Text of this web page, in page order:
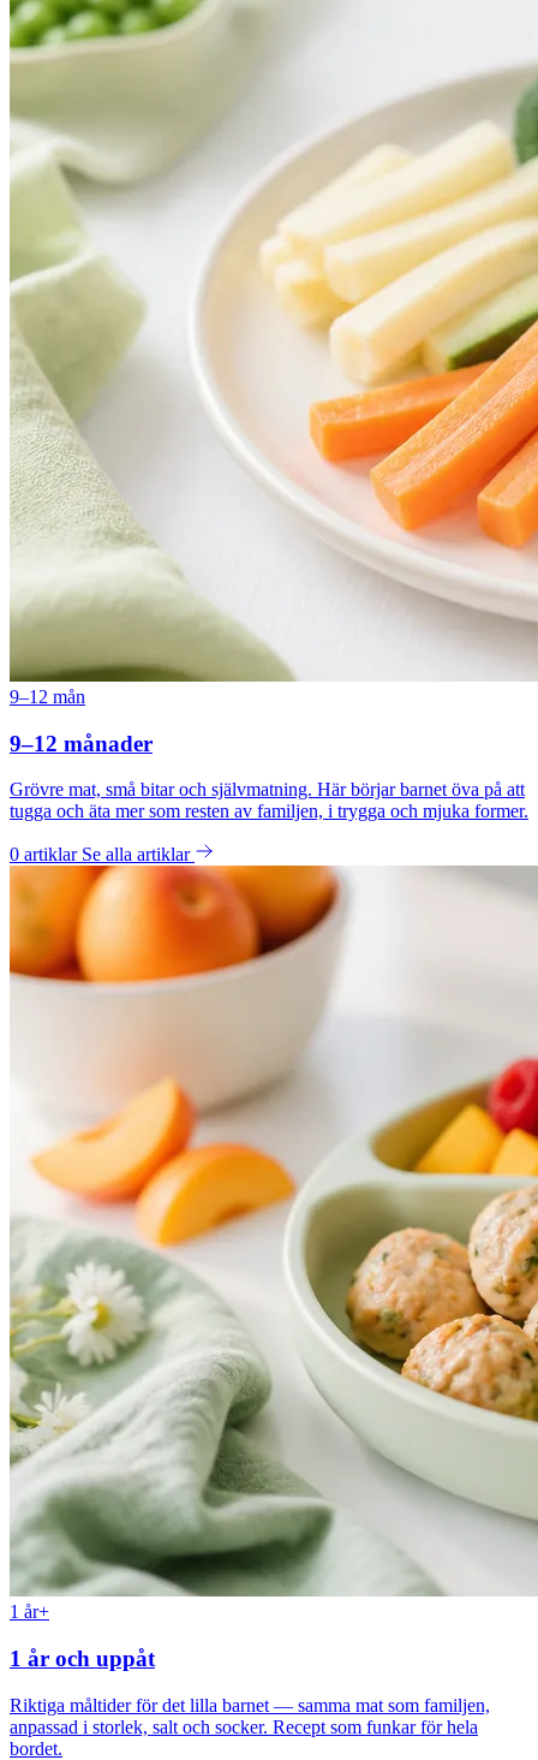
9–12 mån
9–12 månader
Grövre mat, små bitar och självmatning. Här börjar barnet öva på att
tugga och äta mer som resten av familjen, i trygga och mjuka former.
0 artiklar Se alla artiklar
1 år+
1 år och uppåt
Riktiga måltider för det lilla barnet — samma mat som familjen,
anpassad i storlek, salt och socker. Recept som funkar för hela
bordet.